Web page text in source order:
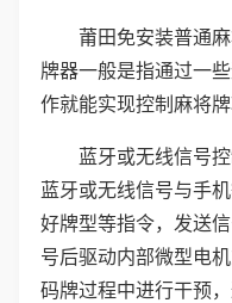
莆田免安装普通
牌器一般是指通过一
作就能实现控制麻将
蓝牙或无线信号
蓝牙或无线信号与手
好牌型等指令，发送
号后驱动内部微型电
码牌过程中进行干预，